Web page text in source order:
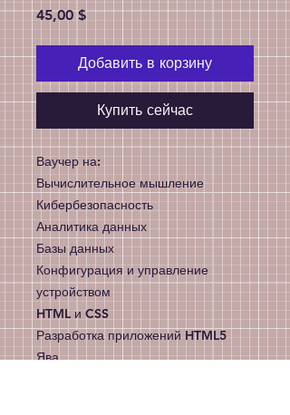
45,00 $Цена
Добавить в корзину
Купить сейчас
Ваучер на:
Вычислительное мышление
Кибербезопасность
Аналитика данных
Базы данных
Конфигурация и управление
устройством
HTML и CSS
Разработка приложений HTML5
Ява